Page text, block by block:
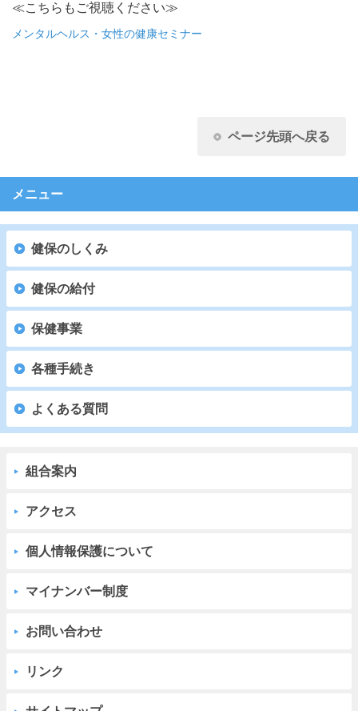
≪こちらもご視聴ください≫
メンタルヘルス・女性の健康セミナー
ページ先頭へ戻る
メニュー
健保のしくみ
健保の給付
保健事業
各種手続き
よくある質問
組合案内
アクセス
個人情報保護について
マイナンバー制度
お問い合わせ
リンク